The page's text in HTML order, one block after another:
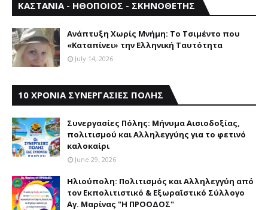
ΚΑΣΤΑΝΙΑ - ΗΘΟΠΟΙΟΣ - ΣΚΗΝΟΘΕΤΗΣ
Aνάπτυξη Xωρίς Mνήμη: Το Τσιμέντο που
«Καταπίνει» την Ελληνική Ταυτότητα
July 14, 2026
10 ΧΡΟΝΙΑ ΣΥΝΕΡΓΑΣΙΕΣ ΠΟΛΗΣ
Συνεργασίες Πόλης: Mήνυμα Aισιοδοξίας,
πολιτισμού και Aλληλεγγύης για το φετινό
καλοκαίρι
June 29, 2026
Ηλιούπολη: Πολιτισμός και Aλληλεγγύη από
τον Εκπολιτιστικό & Εξωραϊστικό Σύλλογο
Αγ. Μαρίνας "Η ΠΡΟΟΔΟΣ"